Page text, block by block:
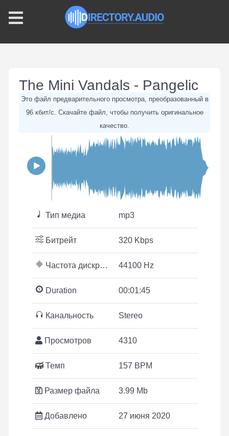
The Mini Vandals - Pangelic
Это файл предварительного просмотра, преобразованный в
96 кбит/с. Скачайте файл, чтобы получить оригинальное
качество.
Тип медиа mp3
Битрейт 320 Kbps
Частота дискретизации 44100 Hz
Duration 00:01:45
Канальность Stereo
Просмотров 4310
Темп 157 BPM
Размер файла 3.99 Mb
Добавлено 27 июня 2020